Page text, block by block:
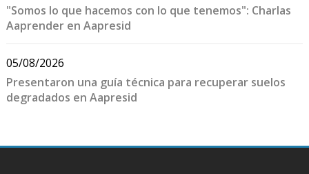
"Somos lo que hacemos con lo que tenemos": Charlas
Aaprender en Aapresid
05/08/2026
Presentaron una guía técnica para recuperar suelos
degradados en Aapresid